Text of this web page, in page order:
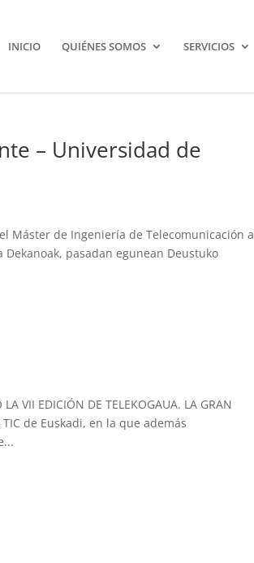
INICIO QUIÉNES SOMOS SERVICIOS
– Universidad de
Máster de Ingeniería de Telecomunicación a
pasadan egunean Deustuko
VII EDICIÓN DE TELEKOGAUA. LA GRAN
TIC de Euskadi, en la que además